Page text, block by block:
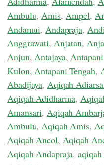
Ambulu, Amis, Ampel,
Andamui, Andapraja,
Anggrawati, Anjatan,
Anjun, Antajaya, Antapani
Kulon, Antapani Tengah,
Abadijaya, Aqiqah
Aqiqah Adidharma,
Amansari, Aqiqah
Ambulu, Aqiqah Amis,
Aqiqah Ancol, Aqiqah
Aqiqah Andapraja,